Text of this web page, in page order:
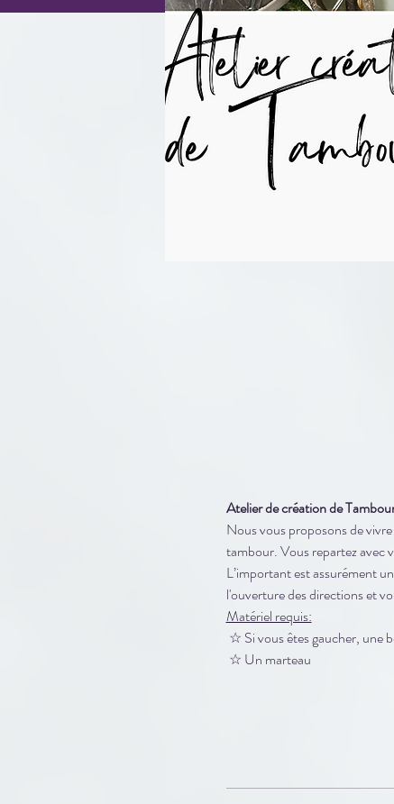
Atelier de création de
Nous vous proposons de
tambour. Vous repartez avec
L’important est assurément
l'ouverture des directions et
Matériel requis:
☆ Si vous êtes gaucher, une
☆ Un marteau